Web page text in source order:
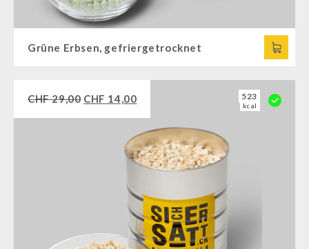
Grüne Erbsen, gefriergetrocknet
CHF29,00 CHF 14,00 523
kcal